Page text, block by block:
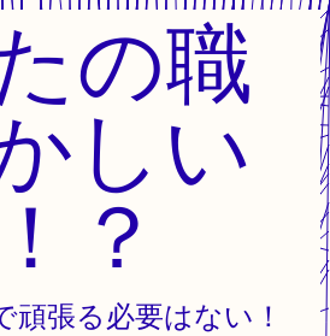
の職
しい
？
頑張る必要はない！